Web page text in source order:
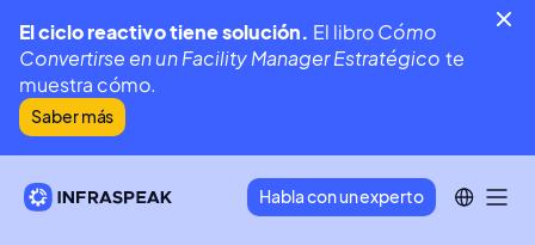
El ciclo reactivo tiene solución. El libroCómo
Convertirse en un Facility Manager Estratégico te
muestra cómo.
Saber más
Habla con un experto